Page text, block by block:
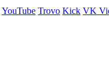
YouTube Trovo Kick VK